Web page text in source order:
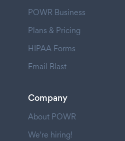
POWR Business
Plans & Pricing
HIPAA Forms
Email Blast
Company
About POWR
We're hiring!